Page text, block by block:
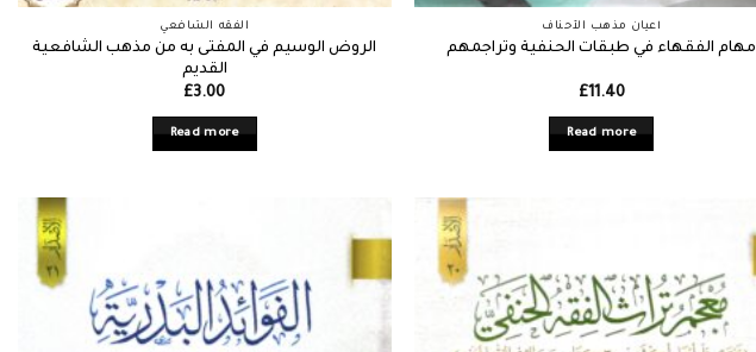
الفقه الشافعي
الروض الوسيم في المفتى به من مذهب الشافعية
القديم
£3.00
Read more
أعيان مذهب الأحناف
مهام الفقهاء في طبقات الحنفية وتراجمهم
£11.40
Read more